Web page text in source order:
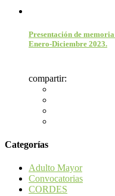
Presentación de
Enero-Diciembre 2023.
compartir:
Categorías
Adulto Mayor
Convocatorias
CORDES